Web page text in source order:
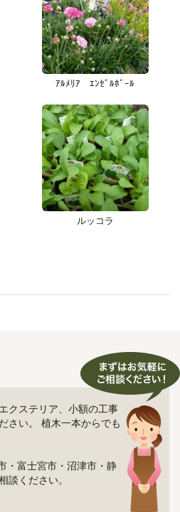
ｱﾙﾒﾘｱ ｴﾝｾﾞﾙﾎﾞｰﾙ
ルッコラ
クステリア、小額の工事
さい。 植木一本からでも
・富士宮市・沼津市・静
談ください。